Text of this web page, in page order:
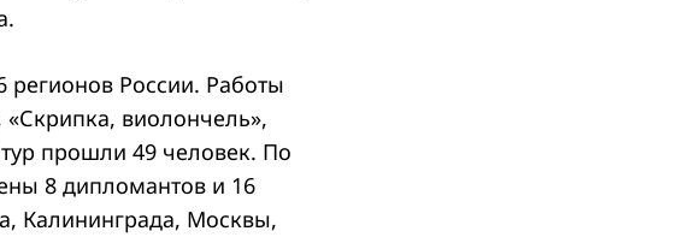
регионов России. Работы
виолончель»,
прошли 49 человек. По
8 дипломантов и 16
Калининграда, Москвы,